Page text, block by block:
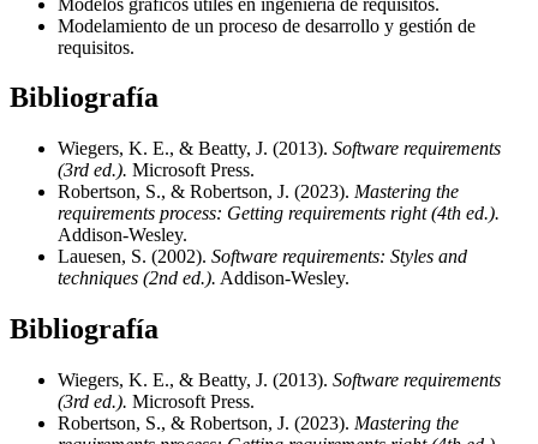
Modelamiento de un proceso de desarrollo y gestión de
requisitos.
Bibliografía
Wiegers, K. E., & Beatty, J. (2013). Software requirements
(3rd ed.). Microsoft Press.
Robertson, S., & Robertson, J. (2023). Mastering the
requirements process: Getting requirements right (4th ed.).
Addison-Wesley.
Lauesen, S. (2002). Software requirements: Styles and
techniques (2nd ed.). Addison-Wesley.
Bibliografía
Wiegers, K. E., & Beatty, J. (2013). Software requirements
(3rd ed.). Microsoft Press.
Robertson, S., & Robertson, J. (2023). Mastering the